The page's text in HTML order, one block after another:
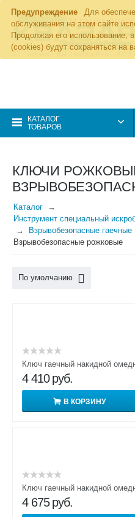
Предупреждение
Для
обслуживания на этом сайте
Продолжая его использование,
(cookies) будут сохраняться на
КАТАЛОГ
ТОВАРОВ
КЛЮЧИ
Каталог
Инструмент специальный
Взрывобезопасные гаечные
Взрывобезопасные рожковые
По умолчанию
Ключ гаечный накидной
4 410 руб.
В КОРЗИНУ
Ключ гаечный накидной
4 675 руб.